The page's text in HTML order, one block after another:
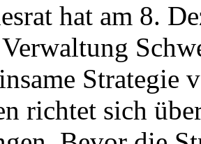
hat am 8.
Strategie
richtet sich